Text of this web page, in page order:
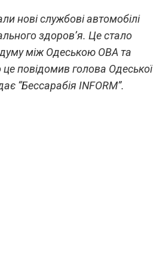
нові службові автомобілі
здоров’я. Це стало
між Одеською ОВА та
повідомив голова Одеської
“Бессарабія INFORM”.